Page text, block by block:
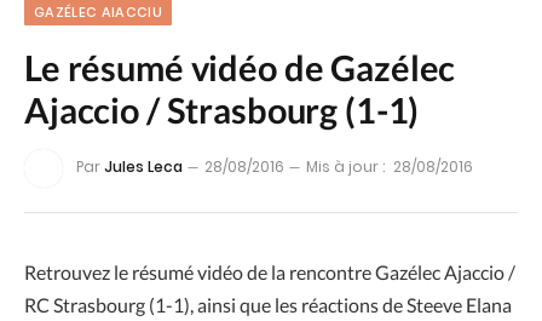
GAZÉLEC AIACCIU
Le résumé vidéo de Gazélec
Ajaccio / Strasbourg (1-1)
ParJules Leca 28/08/2016 Mis à jour : 28/08/2016
Retrouvez le résumé vidéo de la rencontre Gazélec Ajaccio /
RC Strasbourg (1-1), ainsi que les réactions de Steeve Elana